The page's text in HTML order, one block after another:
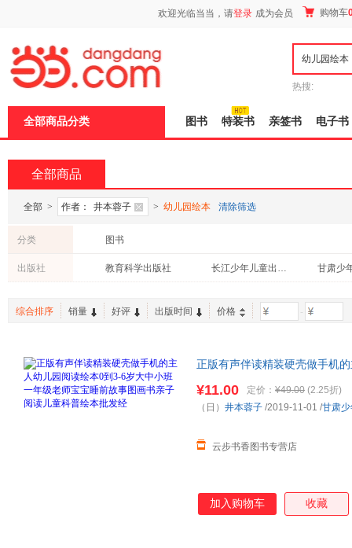
欢迎光临当当，请登录 成为会员 购物车
热搜:
全部商品分类 图书 特装书 亲签书 电子书
全部商品
全部 > 作者： 井本蓉子 > 幼儿园绘本 清除筛选
分类 图书
出版社 教育科学出版社 长江少年儿童出版社
综合排序 销量 好评 出版时间 价格 -
正版有声伴读精装硬壳做手机
¥11.00 定价： ¥49.00 (2.25折)
云步书香图书专营店
（日） 井本蓉子 /2019-11-01 /甘肃
加入购物车 收藏
页
加